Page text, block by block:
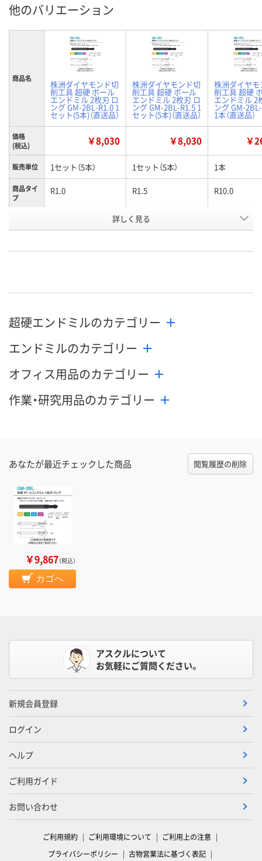
他のバリエーション
商品名
株洲ダイヤモンド切
削工具 超硬 ボール
エンドミル 2枚刃 ロ
ング GM-2BL-R1.0 1
セット(5本)（直送品）
株洲ダイヤモンド切
削工具 超硬 ボール
エンドミル 2枚刃 ロ
ング GM-2BL-R1.5 1
セット(5本)（直送品）
株洲ダイヤモ
削工具 超硬
エンドミル 2
ング GM-
1本（直送品）
価格
(税込)
￥8,030 ￥8,030 ￥
販売単位 1セット（5本） 1セット（5本） 1本
商品タイ
プ
R1.0 R1.5 R10.0
WK21617 WK21618
カゴへ カゴへ
詳しく見る
超硬エンドミルのカテゴリー
エンドミルのカテゴリー
オフィス用品のカテゴリー
作業・研究用品のカテゴリー
あなたが最近チェックした商品 閲覧履歴の削除
￥9,867（税込）
カゴへ
アスクルについて
お気軽にご質問ください。
新規会員登録
ログイン
ヘルプ
ご利用ガイド
お問い合わせ
ご利用規約 ご利用環境について
ご利用上の注意
プライバシーポリシー
古物営業法に基づく表記